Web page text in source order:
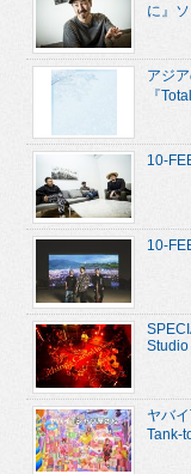
に』ソ
アジ
『
10-
10-
Studio
ヤバ
Tank-